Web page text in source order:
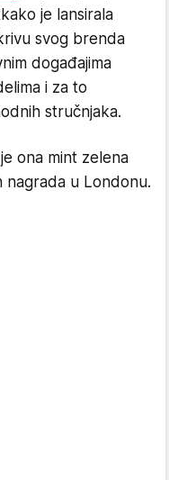
je lansirala
svog brenda
događajima
i za to
stručnjaka.
ona mint zelena
nagrada u Londonu.